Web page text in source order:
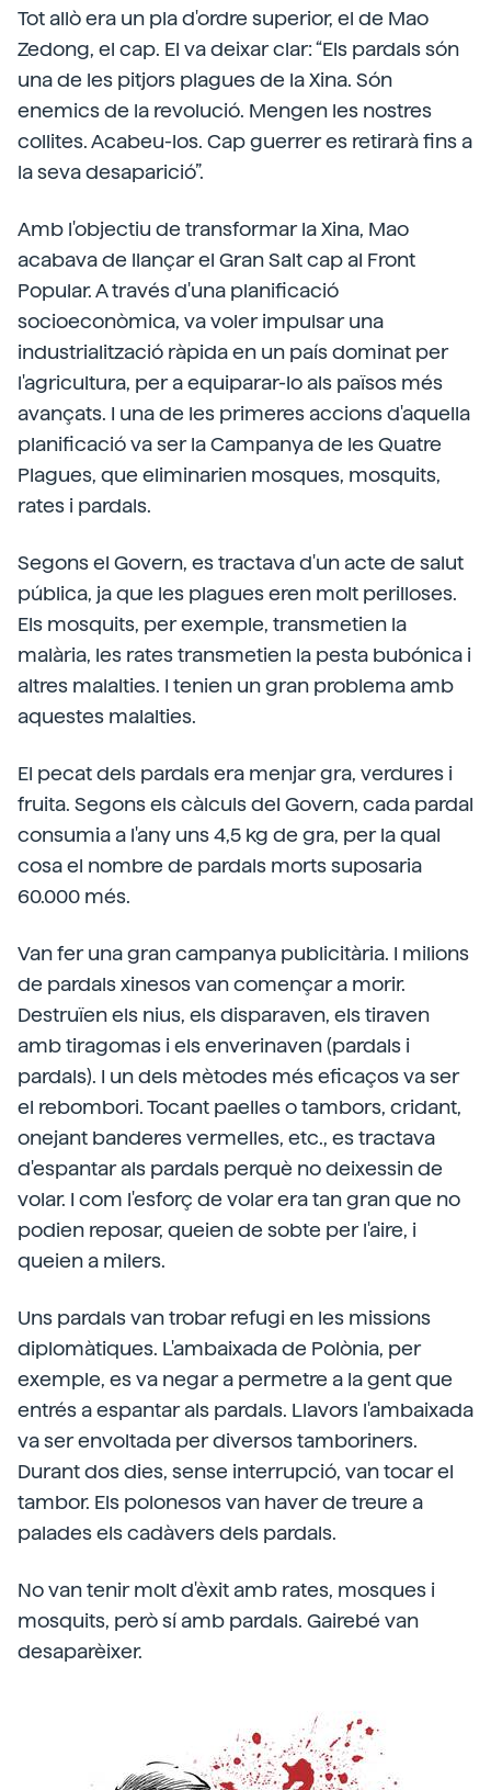
Tot allò era un pla d'ordre superior, el de Mao
Zedong, el cap. El va deixar clar: “Els pardals són
una de les pitjors plagues de la Xina. Són
enemics de la revolució. Mengen les nostres
collites. Acabeu-los. Cap guerrer es retirarà fins a
la seva desaparició”.
Amb l'objectiu de transformar la Xina, Mao
acabava de llançar el Gran Salt cap al Front
Popular. A través d'una planificació
socioeconòmica, va voler impulsar una
industrialització ràpida en un país dominat per
l'agricultura, per a equiparar-lo als països més
avançats. I una de les primeres accions d'aquella
planificació va ser la Campanya de les Quatre
Plagues, que eliminarien mosques, mosquits,
rates i pardals.
Segons el Govern, es tractava d'un acte de salut
pública, ja que les plagues eren molt perilloses.
Els mosquits, per exemple, transmetien la
malària, les rates transmetien la pesta bubónica i
altres malalties. I tenien un gran problema amb
aquestes malalties.
El pecat dels pardals era menjar gra, verdures i
fruita. Segons els càlculs del Govern, cada pardal
consumia a l'any uns 4,5 kg de gra, per la qual
cosa el nombre de pardals morts suposaria
60.000 més.
Van fer una gran campanya publicitària. I milions
de pardals xinesos van començar a morir.
Destruïen els nius, els disparaven, els tiraven
amb tiragomas i els enverinaven (pardals i
pardals). I un dels mètodes més eficaços va ser
el rebombori. Tocant paelles o tambors, cridant,
onejant banderes vermelles, etc., es tractava
d'espantar als pardals perquè no deixessin de
volar. I com l'esforç de volar era tan gran que no
podien reposar, queien de sobte per l'aire, i
queien a milers.
Uns pardals van trobar refugi en les missions
diplomàtiques. L'ambaixada de Polònia, per
exemple, es va negar a permetre a la gent que
entrés a espantar als pardals. Llavors l'ambaixada
va ser envoltada per diversos tamboriners.
Durant dos dies, sense interrupció, van tocar el
tambor. Els polonesos van haver de treure a
palades els cadàvers dels pardals.
No van tenir molt d'èxit amb rates, mosques i
mosquits, però sí amb pardals. Gairebé van
desaparèixer.